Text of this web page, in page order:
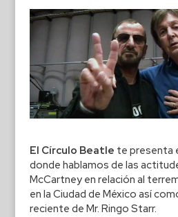
El Círculo Beatle te presenta
donde hablamos de las
McCartney en relación al
en la Ciudad de México así
reciente de Mr. Ringo Starr.